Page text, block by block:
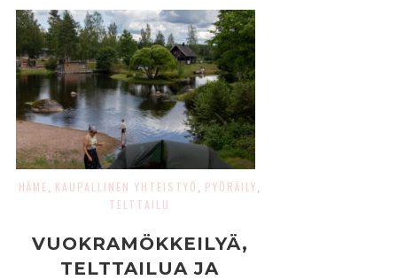
HÄME KAUPALLINEN YHTEISTYÖ PYÖRÄILY
TELTTAILU
VUOKRAMÖKKEILYÄ,
TELTTAILUA JA